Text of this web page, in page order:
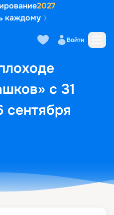
2027
каждому
Войти
с 31
сентября
кают Маршрут и